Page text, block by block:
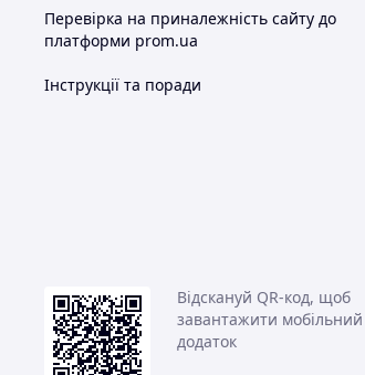
Перевірка на приналежність сайту до
платформи prom.ua
Інструкції та поради
Відскануй QR-код, щоб
завантажити мобільний
додаток